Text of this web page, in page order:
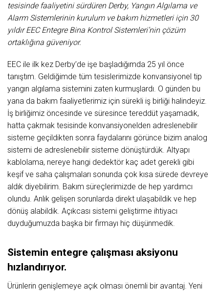
tesisinde faaliyetini sürdüren Derby, Yangın Algılama ve
Alarm Sistemlerinin kurulum ve bakım hizmetleri için 30
yıldır EEC Entegre Bina Kontrol Sistemleri’nin çözüm
ortaklığına güveniyor.
EEC ile ilk kez Derby’de işe başladığımda 25 yıl önce
tanıştım. Geldiğimde tüm tesislerimizde konvansiyonel tip
yangın algılama sistemini zaten kurmuşlardı. O günden bu
yana da bakım faaliyetlerimiz için sürekli iş birliği halindeyiz.
İş birliğimiz öncesinde ve süresince tereddüt yaşamadık,
hatta çakmak tesisinde konvansiyonelden adreslenebilir
sisteme geçildikten sonra faydalarını görünce bizim analog
sistemi de adreslenebilir sisteme dönüştürdük. Altyapı
kablolama, nereye hangi dedektör kaç adet gerekli gibi
keşif ve saha çalışmaları sonunda çok kısa sürede devreye
aldık diyebilirim. Bakım süreçlerimizde de hep yardımcı
olundu. Anlık gelişen sorunlarda direkt ulaşabildik ve hep
dönüş alabildik. Açıkcası sistemi geliştirme ihtiyacı
duyduğumuzda başka bir firmayı hiç düşünmedik.
Sistemin entegre çalışması aksiyonu
hızlandırıyor.
Ürünlerin genişlemeye açık olması önemli bir avantaj. Yeni